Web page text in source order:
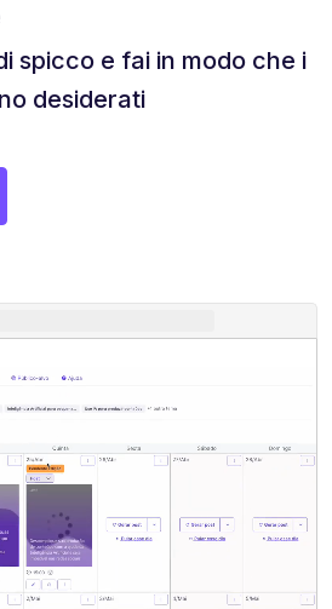
spicco e fai in modo che i
desiderati